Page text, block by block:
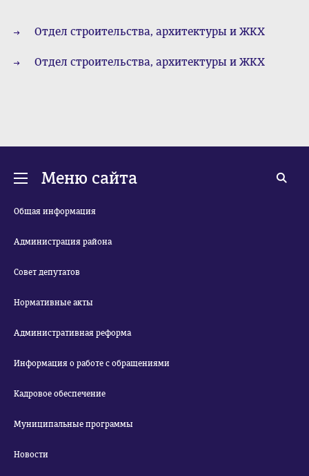
Отдел строительства, архитектуры и ЖКХ
Отдел строительства, архитектуры и ЖКХ
Меню сайта
Общая информация
Администрация района
Совет депутатов
Нормативные акты
Административная реформа
Информация о работе с обращениями
Кадровое обеспечение
Муниципальные программы
Новости